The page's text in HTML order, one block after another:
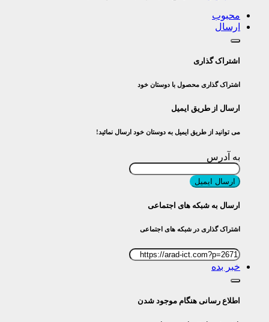
محبوب
ارسال
اشتراک گذاری
اشتراک گذاری محصول با دوستان خود
ارسال از طریق ایمیل
می توانید از طریق ایمیل به دوستان خود ارسال نمائید!
به آدرس
ارسال ایمیل
ارسال به شبکه های اجتماعی
اشتراک گذاری در شبکه های اجتماعی
خبر بده
اطلاع رسانی هنگام موجود شدن